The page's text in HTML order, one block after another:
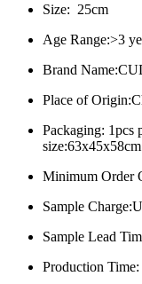
Size: 25cm
Age Range:>3
Brand
Place of
Packaging: 1pcs
size:63x45x58cm
Minimum Order
Sample
Sample Lead
Production